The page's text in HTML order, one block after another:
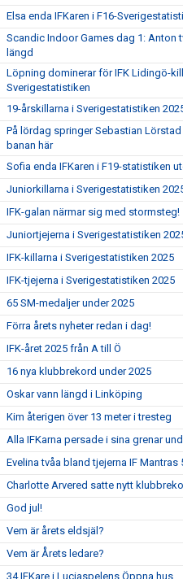
Elsa enda IFKaren i F16-
Scandic Indoor Games dag 1: Anton
längd
Löpning dominerar för IFK Lidingö-
Sverigestatistiken
19-årskillarna i Sverigestatistiken
På lördag springer Sebastian
banan här
Sofia enda IFKaren i F19-statistiken
Juniorkillarna i Sverigestatistiken
IFK-galan närmar sig med stormsteg!
Juniortjejerna i Sverigestatistiken
IFK-killarna i Sverigestatistiken 2025
IFK-tjejerna i Sverigestatistiken 2025
65 SM-medaljer under 2025
Förra årets nyheter redan i dag!
IFK-året 2025 från A till Ö
16 nya klubbrekord under 2025
Oskar vann längd i Linköping
Kim återigen över 13 meter i tresteg
Alla IFKarna persade i sina grenar
Evelina tvåa bland tjejerna IF Mantras
Charlotte Arvered satte nytt
God jul!
Vem är årets eldsjäl?
Vem är Årets ledare?
34 IFKare i Luciaspelens Öppna hus